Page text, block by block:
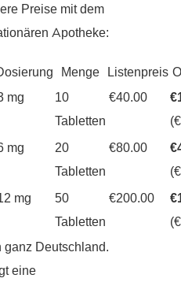
Preise mit dem
Apotheke:
Menge Listenpreis
mg
10
Tabletten
€40.00
mg
20
Tabletten
€80.00
mg
50
Tabletten
€200.00
Deutschland.
eine